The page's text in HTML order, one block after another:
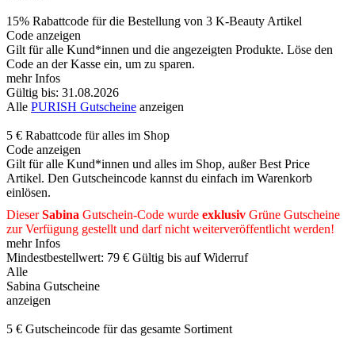
15% Rabattcode für die Bestellung von 3 K-Beauty Artikel
Code anzeigen
Gilt für alle Kund*innen und die angezeigten Produkte. Löse den
Code an der Kasse ein, um zu sparen.
mehr Infos
Gültig bis: 31.08.2026
Alle PURISH Gutscheine anzeigen
5 € Rabattcode für alles im Shop
Code anzeigen
Gilt für alle Kund*innen und alles im Shop, außer Best Price
Artikel. Den Gutscheincode kannst du einfach im Warenkorb
einlösen.
DieserSabina Gutschein-Code wurde exklusiv Grüne Gutscheine
zur Verfügung gestellt und darf nicht weiterveröffentlicht werden!
mehr Infos
Mindestbestellwert: 79 € Gültig bis auf Widerruf
Alle
Sabina Gutscheine
anzeigen
5 € Gutscheincode für das gesamte Sortiment